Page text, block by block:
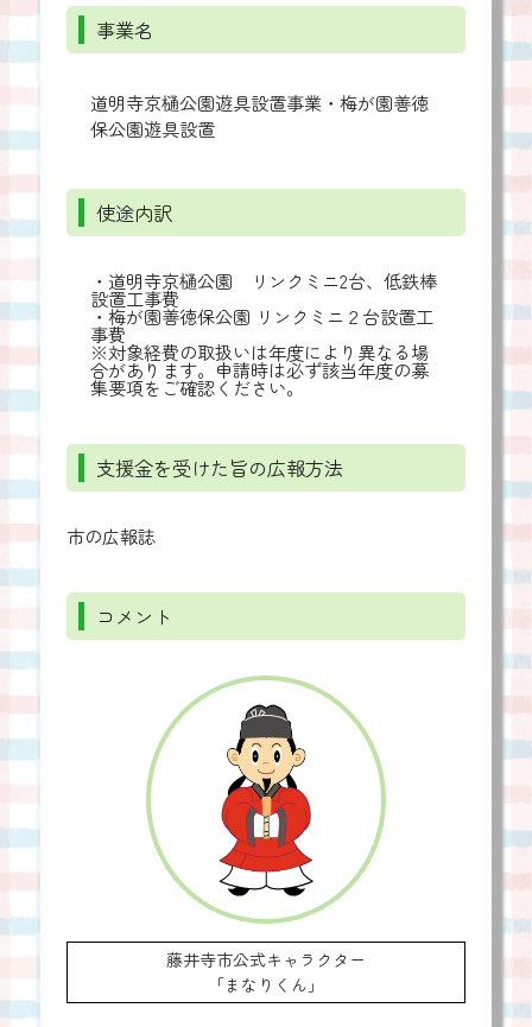
事業名
道明寺京樋公園遊具設置事業・梅が園善徳
保公園遊具設置
使途内訳
・道明寺京樋公園 リンクミニ2台、低鉄棒
設置工事費
・梅が園善徳保公園 リンクミニ２台設置工
事費
※対象経費の取扱いは年度により異なる場
合があります。申請時は必ず該当年度の募
集要項をご確認ください。
支援金を受けた旨の広報方法
市の広報誌
コメント
藤井寺市公式キャラクター
「まなりくん」